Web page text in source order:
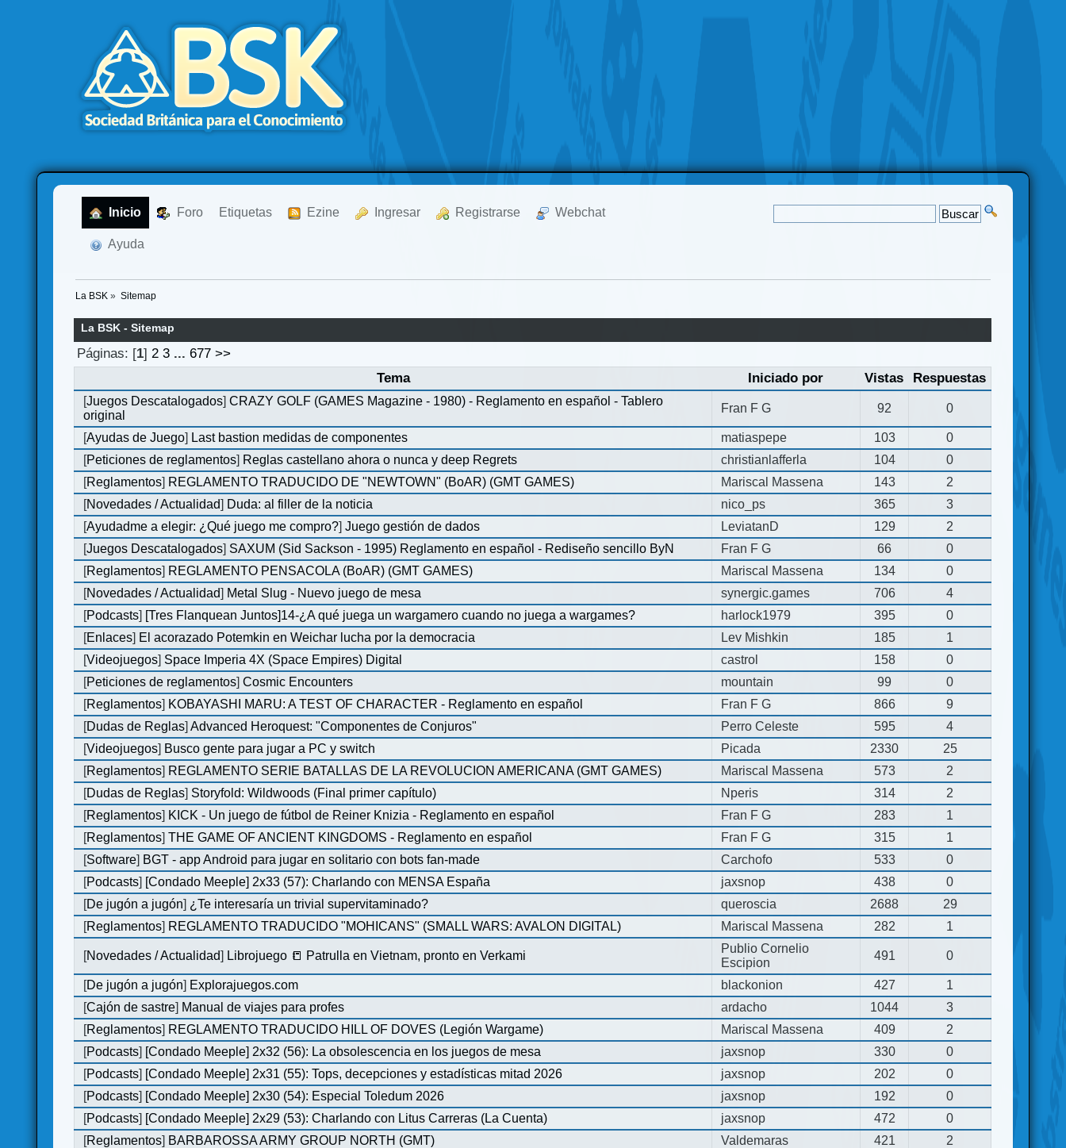
Inicio Foro Etiquetas Ezine Ingresar Registrarse Webchat
Ayuda
La BSK » Sitemap
La BSK - Sitemap
Páginas: [1] 2 3 ... 677 >>
Tema
Iniciado por Vistas Respuestas
[Juegos Descatalogados]CRAZY GOLF (GAMES Magazine - 1980) - Reglamento en español - Tablero
original
Fran F G 92 0
[Ayudas de Juego] Last bastion medidas de componentes matiaspepe 103
0
[Peticiones de reglamentos] Reglas castellano ahora o nunca y deep Regrets christianlafferla 104
0
[Reglamentos] REGLAMENTO TRADUCIDO DE "NEWTOWN" (BoAR) (GMT GAMES) Mariscal Massena 143
2
[Novedades / Actualidad] Duda: al filler de la noticia nico_ps 365
3
[Ayudadme a elegir: ¿Qué juego me compro?]Juego gestión de dados LeviatanD 129
2
[Juegos Descatalogados] SAXUM (Sid Sackson - 1995) Reglamento en español - Rediseño sencillo ByN Fran F G 66
0
[Reglamentos] REGLAMENTO PENSACOLA (BoAR) (GMT GAMES) Mariscal Massena 134
0
[Novedades / Actualidad] Metal Slug - Nuevo juego de mesa synergic.games 706
4
[Podcasts] [Tres Flanquean Juntos]14-¿A qué juega un wargamero cuando no juega a wargames? harlock1979 395
0
[Enlaces] El acorazado Potemkin en Weichar lucha por la democracia Lev Mishkin 185
1
[Videojuegos] Space Imperia 4X (Space Empires) Digital castrol 158
0
[Peticiones de reglamentos]Cosmic Encounters mountain 99
0
[Reglamentos] KOBAYASHI MARU: A TEST OF CHARACTER - Reglamento en español Fran F G 866
9
[Dudas de Reglas]Advanced Heroquest: "Componentes de Conjuros" Perro Celeste 595
4
[Videojuegos] Busco gente para jugar a PC y switch Picada 2330
25
[Reglamentos] REGLAMENTO SERIE BATALLAS DE LA REVOLUCION AMERICANA (GMT GAMES) Mariscal Massena 573
2
[Dudas de Reglas] Storyfold: Wildwoods (Final primer capítulo) Nperis 314
2
[Reglamentos] KICK - Un juego de fútbol de Reiner Knizia - Reglamento en español Fran F G 283
1
[Reglamentos]THE GAME OF ANCIENT KINGDOMS - Reglamento en español Fran F G 315
1
[Software] BGT - app Android para jugar en solitario con bots fan-made Carchofo 533
0
[Podcasts] [Condado Meeple] 2x33 (57): Charlando con MENSA España jaxsnop 438
0
[De jugón a jugón] ¿Te interesaría un trivial supervitaminado? queroscia 2688
29
[Reglamentos] REGLAMENTO TRADUCIDO "MOHICANS" (SMALL WARS: AVALON DIGITAL) Mariscal Massena 282 1
[Novedades / Actualidad] Librojuego 📒 Patrulla en Vietnam, pronto en Verkami
Publio Cornelio
Escipion
491 0
[De jugón a jugón] Explorajuegos.com blackonion 427
1
[Cajón de sastre] Manual de viajes para profes ardacho 1044
3
[Reglamentos] REGLAMENTO TRADUCIDO HILL OF DOVES (Legión Wargame) Mariscal Massena 409
2
[Podcasts] [Condado Meeple] 2x32 (56): La obsolescencia en los juegos de mesa jaxsnop 330
0
[Podcasts] [Condado Meeple] 2x31 (55): Tops, decepciones y estadísticas mitad 2026 jaxsnop 202
0
[Podcasts] [Condado Meeple] 2x30 (54): Especial Toledum 2026 jaxsnop 192
0
[Podcasts] [Condado Meeple] 2x29 (53): Charlando con Litus Carreras (La Cuenta) jaxsnop 472
0
[Reglamentos] BARBAROSSA ARMY GROUP NORTH (GMT) Valdemaras 421
2